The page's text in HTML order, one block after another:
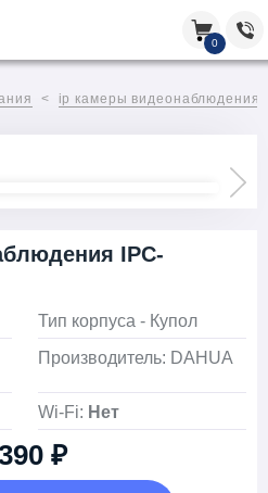
0
ip камеры видеонаблюдения
IPC-
Тип корпуса - Купол
Производитель: DAHUA
Wi-Fi: Нет
₽